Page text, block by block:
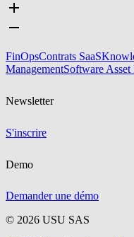
FinOpsContrats SaaS
ManagementSoftware Asset
Newsletter
S'inscrire
Demo
Demander une démo
© 2026 USU SAS